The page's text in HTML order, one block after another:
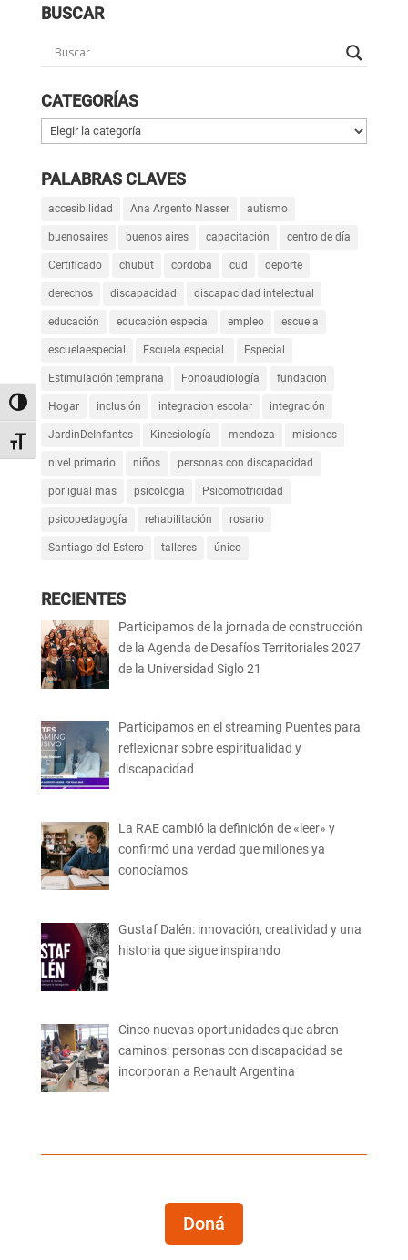
Alternar alto contraste
Alternar tamaño de letra
BUSCAR
CATEGORÍAS
Categorías
PALABRAS CLAVES
accesibilidad Ana Argento Nasser autismo
buenosaires buenos aires capacitación centro de día
Certificado chubut cordoba cud deporte
derechos discapacidad discapacidad intelectual
educación educación especial empleo escuela
escuelaespecial Escuela especial. Especial
Estimulación temprana Fonoaudiología fundacion
Hogar inclusión integracion escolar integración
JardinDeInfantes Kinesiología mendoza misiones
nivel primario niños personas con discapacidad
por igual mas psicologia Psicomotricidad
psicopedagogía rehabilitación rosario
Santiago del Estero talleres único
RECIENTES
Participamos de la jornada de construcción
de la Agenda de Desafíos Territoriales 2027
de la Universidad Siglo 21
Participamos en el streaming Puentes para
reflexionar sobre espiritualidad y
discapacidad
La RAE cambió la definición de «leer» y
confirmó una verdad que millones ya
conocíamos
Gustaf Dalén: innovación, creatividad y una
historia que sigue inspirando
Cinco nuevas oportunidades que abren
caminos: personas con discapacidad se
incorporan a Renault Argentina
Doná